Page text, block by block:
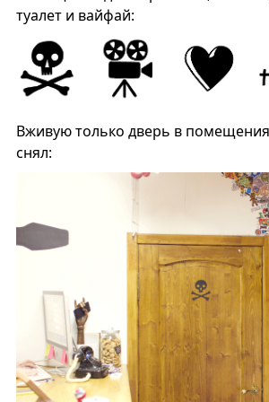
туалет и вайфай:
Вживую только дверь в
снял: